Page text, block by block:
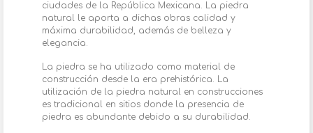
ciudades de la República Mexicana. La piedra
natural le aporta a dichas obras calidad y
máxima durabilidad, además de belleza y
elegancia.
La piedra se ha utilizado como material de
construcción desde la era prehistórica. La
utilización de la piedra natural en construcciones
es tradicional en sitios donde la presencia de
piedra es abundante debido a su durabilidad.